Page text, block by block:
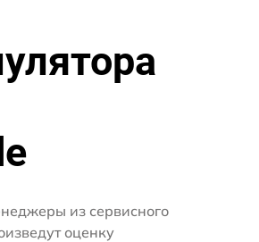
из сервисного
оценку